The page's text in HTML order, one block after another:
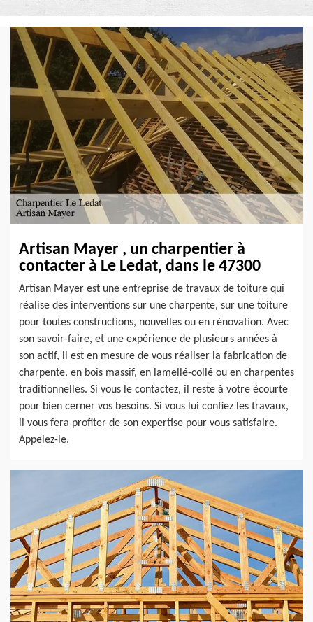
Artisan Mayer , un charpentier à
contacter à Le Ledat, dans le 47300
Artisan Mayer est une entreprise de travaux de toiture qui
réalise des interventions sur une charpente, sur une toiture
pour toutes constructions, nouvelles ou en rénovation. Avec
son savoir-faire, et une expérience de plusieurs années à
son actif, il est en mesure de vous réaliser la fabrication de
charpente, en bois massif, en lamellé-collé ou en charpentes
traditionnelles. Si vous le contactez, il reste à votre écourte
pour bien cerner vos besoins. Si vous lui confiez les travaux,
il vous fera profiter de son expertise pour vous satisfaire.
Appelez-le.